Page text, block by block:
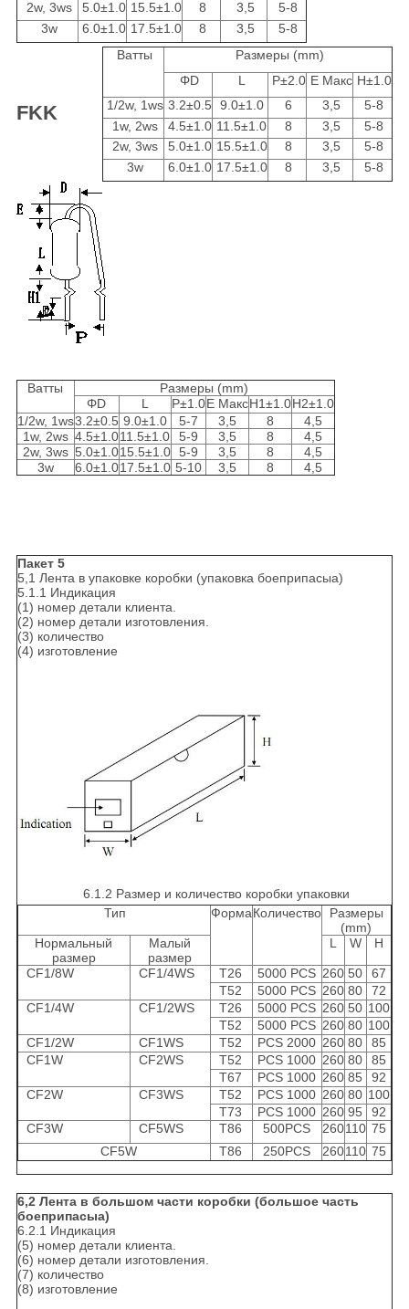
2w, 3ws 5.0±1.0 15.5±1.0 8 3,5
5-8
3w
6.0±1.0 17.5±1.0 8 3,5
5-8
Ватты
Размеры (mm)
ΦD
L P±2.0 E Макс H±1.0
1/2w, 1ws 3.2±0.5 9.0±1.0 6 3,5
5-8
1w, 2ws
4.5±1.0 11.5±1.0 8 3,5
5-8
2w, 3ws
5.0±1.0 15.5±1.0 8 3,5
5-8
3w
6.0±1.0 17.5±1.0 8 3,5 5-8
FKK
Ватты
Размеры (mm)
ΦD
L P±1.0E МаксH1±1.0H2±1.0
1/2w, 1ws3.2±0.5 9.0±1.0 5-7 3,5 8
4,5
1w, 2ws 4.5±1.011.5±1.0 5-9 3,5 8
4,5
2w, 3ws 5.0±1.015.5±1.0 5-9 3,5 8
4,5
3w
6.0±1.017.5±1.0 5-10 3,5 8 4,5
Пакет 5
5,1 Лента в упаковке коробки (упаковка боеприпасыа)
5.1.1 Индикация
(1) номер детали клиента.
(2) номер детали изготовления.
(3) количество
(4) изготовление
6.1.2 Размер и количество коробки упаковки
Тип
ФормаКоличество
Размеры
(mm)
Нормальный
размер
Малый
размер
L W H
CF1/8W CF1/4WS T26 5000 PCS 260 50
67
T52
5000 PCS 260 80
72
CF1/4W
CF1/2WS T26 5000 PCS 260 50 100
T52
5000 PCS 260 80 100
CF1/2W
CF1WS T52 PCS 2000 260 80
85
CF1W
CF2WS T52 PCS 1000 260 80
85
T67
PCS 1000 260 85
92
CF2W
CF3WS T52 PCS 1000 260 80 100
T73
PCS 1000 260 95
92
CF3W
CF5WS T86 500PCS 260110 75
CF5W
T86 250PCS 260110 75
6,2 Лента в большом части коробки (большое часть
боеприпасыа)
6.2.1 Индикация
(5) номер детали клиента.
(6) номер детали изготовления.
(7) количество
(8) изготовление